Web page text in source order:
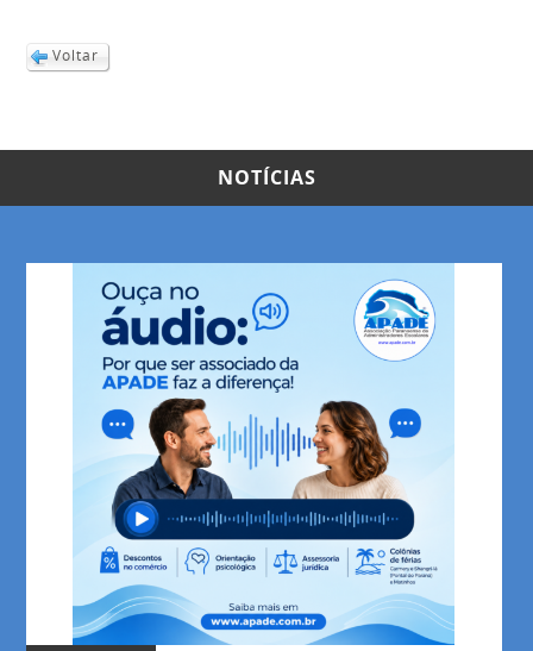
Voltar
NOTÍCIAS